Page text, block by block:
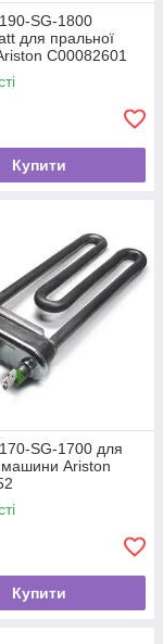
SG-1800
для пральної
C00082601
Купити
SG-1700 для
машини Ariston
Купити